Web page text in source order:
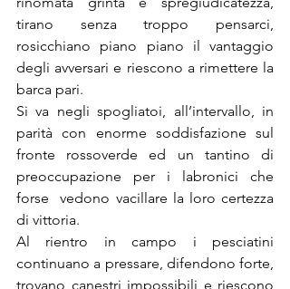
tirano senza troppo pensarci,
rosicchiano piano piano il vantaggio
degli avversari e riescono a rimettere la
barca pari.
Si va negli spogliatoi, all’intervallo, in
parità con enorme soddisfazione sul
fronte rossoverde ed un tantino di
preoccupazione per i labronici che
forse  vedono vacillare la loro certezza
di vittoria.
Al rientro in campo i pesciatini
continuano a pressare, difendono forte,
trovano canestri impossibili e riescono